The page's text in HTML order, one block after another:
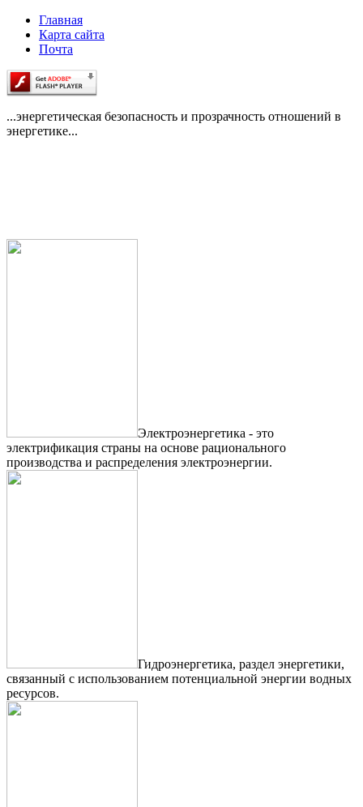
Главная
Карта сайта
Почта
...энергетическая безопасность и прозрачность отношений в
энергетике...
Электроэнергетика - это
электрификация страны на основе рационального
производства и распределения электроэнергии.
Гидроэнергетика, раздел энергетики,
связанный с использованием потенциальной энергии водных
ресурсов.